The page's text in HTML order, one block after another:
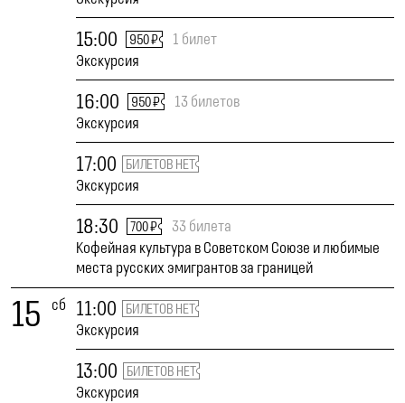
15:00 950 ₽
1 билет
Экскурсия
16:00 950 ₽
13 билетов
Экскурсия
17:00 БИЛЕТОВ НЕТ
Экскурсия
18:30 700 ₽
33 билета
Кофейная культура в Советском Союзе и любимые
места русских эмигрантов за границей
15 сб 11:00 БИЛЕТОВ НЕТ
Экскурсия
13:00 БИЛЕТОВ НЕТ
Экскурсия